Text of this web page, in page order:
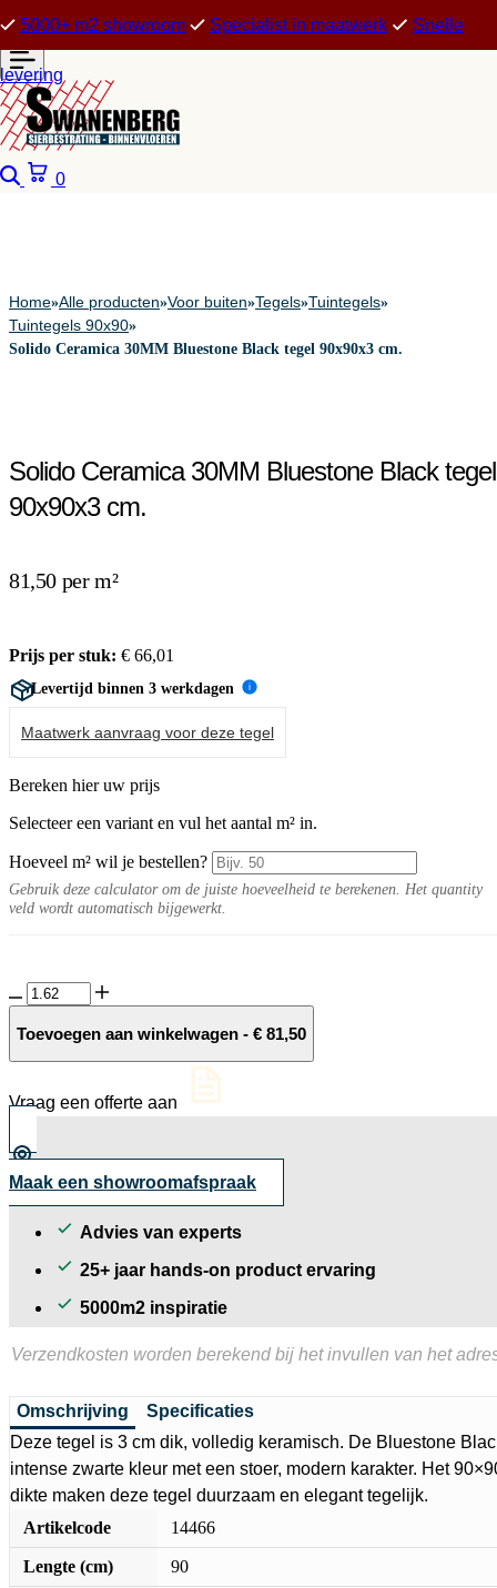
5000+ m2 showroom Specialist in maatwerk Snelle
levering
Zoeken
0
Home»Alle producten»Voor buiten»Tegels»Tuintegels»
Tuintegels 90x90»
Solido Ceramica 30MM Bluestone Black tegel 90x90x3 cm.
Solido Ceramica 30MM Bluestone Black tegel
90x90x3 cm.
81,50 per m²
Prijs per stuk: € 66,01
Levertijd binnen 3 werkdagen i
Maatwerk aanvraag voor deze tegel
Bereken hier uw prijs
Selecteer een variant en vul het aantal m² in.
Hoeveel m² wil je bestellen?
Gebruik deze calculator om de juiste hoeveelheid te berekenen. Het quantity
veld wordt automatisch bijgewerkt.
Solido
Ceramica
30MM
90x90x3
aantal
Toevoegen aan winkelwagen - € 81,50
Vraag een offerte aan
Maak een showroomafspraak
Advies van experts
25+ jaar hands-on product ervaring
5000m2 inspiratie
Verzendkosten worden berekend bij het invullen van het
Omschrijving
Specificaties
Deze tegel is 3 cm dik, volledig keramisch. De Bluestone
intense zwarte kleur met een stoer, modern karakter. Het
dikte maken deze tegel duurzaam en elegant tegelijk.
Artikelcode
14466
Lengte (cm) 90